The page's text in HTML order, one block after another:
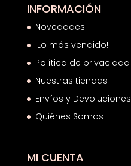
INFORMACIÓN
Novedades
¡Lo más vendido!
Política de privacidad
Nuestras tiendas
Envíos y Devoluciones
Quiénes Somos
MI CUENTA